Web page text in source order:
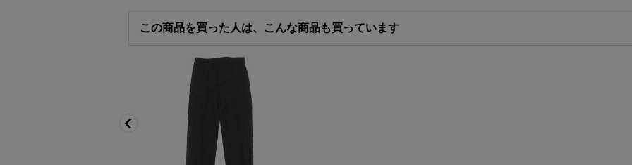
この商品を買った人は、こんな商品も買っています